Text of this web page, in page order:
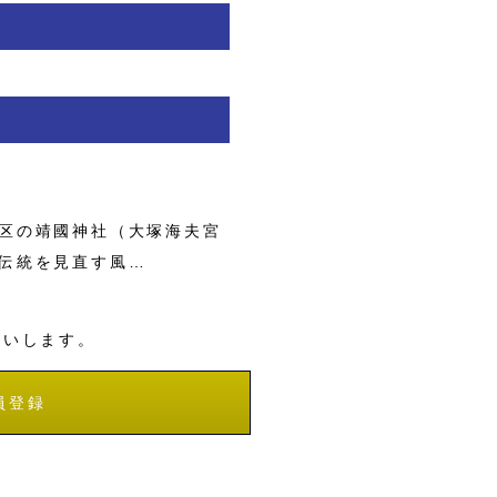
の靖國神社（大塚海夫宮
統を見直す風…
します。
登録